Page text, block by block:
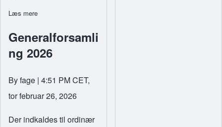
Læs mere
Generalforsamli
ng 2026
Byfage | 4:51 PM CET,
tor februar 26, 2026
Der indkaldes til ordinær